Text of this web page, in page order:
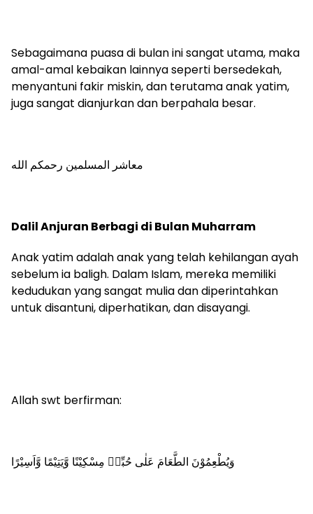
Sebagaimana puasa di bulan ini sangat utama, maka
amal-amal kebaikan lainnya seperti bersedekah,
menyantuni fakir miskin, dan terutama anak yatim,
juga sangat dianjurkan dan berpahala besar.
معاشر المسلمين رحمكم الله
Dalil Anjuran Berbagi di Bulan Muharram
Anak yatim adalah anak yang telah kehilangan ayah
sebelum ia baligh. Dalam Islam, mereka memiliki
kedudukan yang sangat mulia dan diperintahkan
untuk disantuni, diperhatikan, dan disayangi.
Allah swt berfirman:
وَيُطْعِمُوْنَ الطَّعَامَ عَلٰى حُبِّهٖ مِسْكِيْنًا وَّيَتِيْمًا وَّاَسِيْرًا